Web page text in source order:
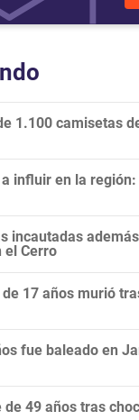
1.100 camisetas
influir en la
incautadas
el Cerro
17 años murió
fue baleado en
49 años tras